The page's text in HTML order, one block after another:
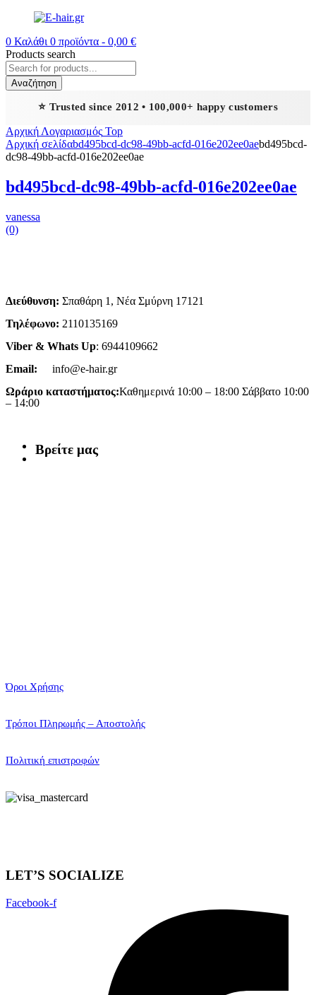
0 Καλάθι 0 προϊόντα - 0,00 €
Products search
Αναζήτηση
⭐ Trusted since 2012 • 100,000+ happy customers
Αρχική Λογαριασμός Top
Αρχική σελίδαbd495bcd-dc98-49bb-acfd-016e202ee0aebd495bcd-
dc98-49bb-acfd-016e202ee0ae
bd495bcd-dc98-49bb-acfd-016e202ee0ae
vanessa
(0)
Διεύθυνση: Σπαθάρη 1, Νέα Σμύρνη 17121
Τηλέφωνο: 2110135169
Viber & Whats Up: 6944109662
Email:
info@e-hair.gr
Ωράριο καταστήματος:Καθημερινά 10:00 – 18:00 Σάββατο 10:00
– 14:00
Βρείτε μας
Όροι Χρήσης
Τρόποι Πληρωμής – Αποστολής
Πολιτική επιστροφών
LET’S SOCIALIZE
Facebook-f